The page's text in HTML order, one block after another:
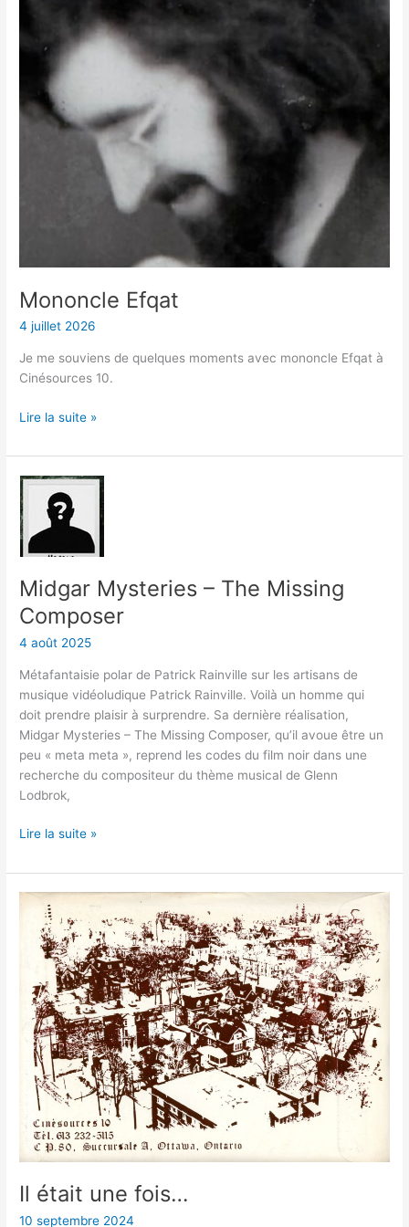
Mononcle Efqat
4 juillet 2026
Je me souviens de quelques moments avec mononcle Efqat à
Cinésources 10.
Lire la suite »
Midgar Mysteries – The Missing
Composer
4 août 2025
Métafantaisie polar de Patrick Rainville sur les artisans de
musique vidéoludique Patrick Rainville. Voilà un homme qui
doit prendre plaisir à surprendre. Sa dernière réalisation,
Midgar Mysteries – The Missing Composer, qu’il avoue être un
peu « meta meta », reprend les codes du film noir dans une
recherche du compositeur du thème musical de Glenn
Lodbrok,
Midgar
Mysteries
–
The
Composer
Lire la suite »
Il était une fois…
10 septembre 2024
était
une
fois…